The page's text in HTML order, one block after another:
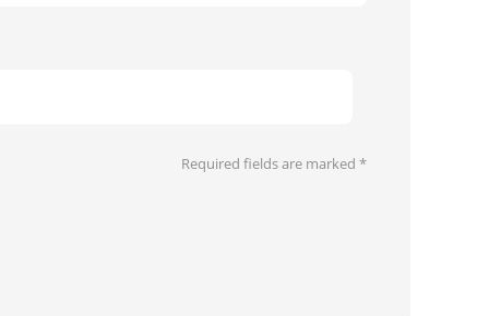
Required fields are marked *